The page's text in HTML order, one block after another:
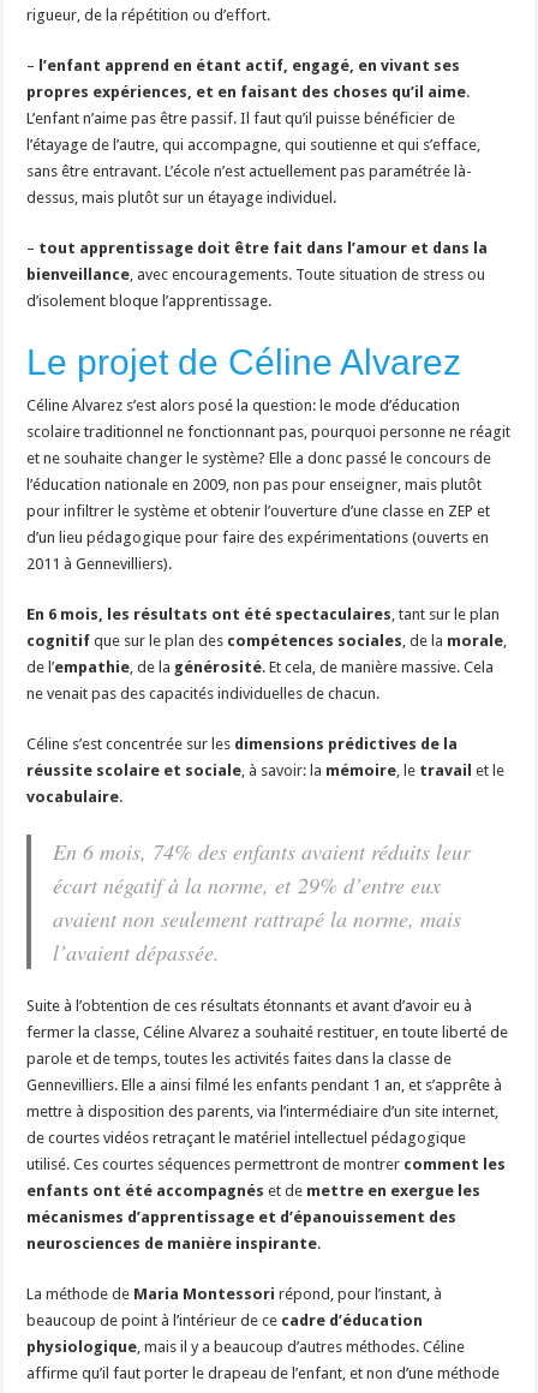
rigueur, de la répétition ou d’effort.
– l’enfant apprend en étant actif, engagé, en vivant ses
propres expériences, et en faisant des choses qu’il aime.
L’enfant n’aime pas être passif. Il faut qu’il puisse bénéficier de
l’étayage de l’autre, qui accompagne, qui soutienne et qui s’efface,
sans être entravant. L’école n’est actuellement pas paramétrée là-
dessus, mais plutôt sur un étayage individuel.
– tout apprentissage doit être fait dans l’amour et dans la
bienveillance, avec encouragements. Toute situation de stress ou
d’isolement bloque l’apprentissage.
Le projet de Céline Alvarez
Céline Alvarez s’est alors posé la question: le mode d’éducation
scolaire traditionnel ne fonctionnant pas, pourquoi personne ne réagit
et ne souhaite changer le système? Elle a donc passé le concours de
l’éducation nationale en 2009, non pas pour enseigner, mais plutôt
pour infiltrer le système et obtenir l’ouverture d’une classe en ZEP et
d’un lieu pédagogique pour faire des expérimentations (ouverts en
2011 à Gennevilliers).
En 6 mois, les résultats ont été spectaculaires, tant sur le plan
cognitif que sur le plan des compétences sociales, de la morale,
de l’empathie, de la générosité. Et cela, de manière massive. Cela
ne venait pas des capacités individuelles de chacun.
Céline s’est concentrée sur les dimensions prédictives de la
réussite scolaire et sociale, à savoir: la mémoire, le travail et le
vocabulaire.
En 6 mois, 74% des enfants avaient réduits leur
écart négatif à la norme, et 29% d’entre eux
avaient non seulement rattrapé la norme, mais
l’avaient dépassée.
Suite à l’obtention de ces résultats étonnants et avant d’avoir eu à
fermer la classe, Céline Alvarez a souhaité restituer, en toute liberté de
parole et de temps, toutes les activités faites dans la classe de
Gennevilliers. Elle a ainsi filmé les enfants pendant 1 an, et s’apprête à
mettre à disposition des parents, via l’intermédiaire d’un site internet,
de courtes vidéos retraçant le matériel intellectuel pédagogique
utilisé. Ces courtes séquences permettront de montrer comment les
enfants ont été accompagnés et de mettre en exergue les
mécanismes d’apprentissage et d’épanouissement des
neurosciences de manière inspirante.
La méthode de Maria Montessori répond, pour l’instant, à
beaucoup de point à l’intérieur de ce cadre d’éducation
physiologique, mais il y a beaucoup d’autres méthodes. Céline
affirme qu’il faut porter le drapeau de l’enfant, et non d’une méthode